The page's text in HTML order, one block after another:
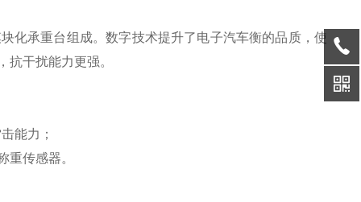
化承重台组成。数字技术提升了电子汽车衡的品质，使
干扰能力更强。
能力；
重传感器。